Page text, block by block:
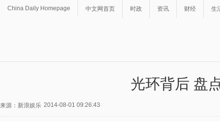
China Daily Homepage 中文网首页 时政 资讯 财经 生
光环背后 盘
来源：新浪娱乐 2014-08-01 09:26:43